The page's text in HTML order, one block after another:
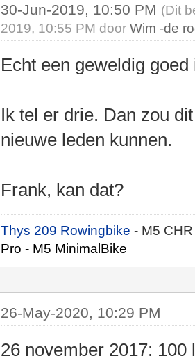
30-Jun-2019, 10:50 PM (Dit
2019, 10:55 PM doorWim -de
Echt een geweldig goed
Ik tel er drie. Dan zou
nieuwe leden kunnen.
Frank, kan dat?
Thys 209 Rowingbike- M5
Pro - M5 MinimalBike
26-May-2020, 10:29 PM
26 november 2017: 100